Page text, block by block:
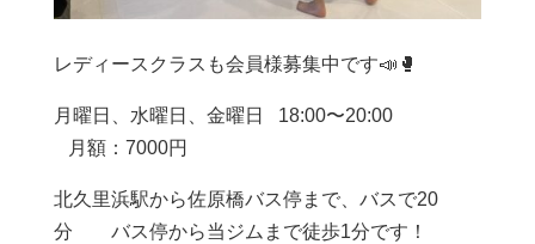
レディースクラスも会員様募集中です📣🥊
月曜日、水曜日、金曜日 18:00〜20:00
月額：7000円
北久里浜駅から佐原橋バス停まで、バスで20
分 バス停から当ジムまで徒歩1分です！